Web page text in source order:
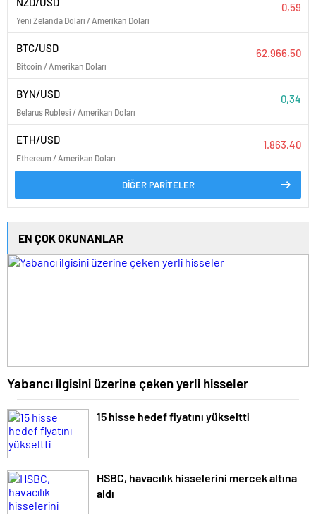
Yeni Zelanda Doları / Amerikan Doları
0,59
BTC/USD
Bitcoin / Amerikan Doları
62.966,50
BYN/USD
Belarus Rublesi / Amerikan Doları
0,34
ETH/USD
Ethereum / Amerikan Doları
1.863,40
DİĞER PARİTELER
EN ÇOK OKUNANLAR
Yabancı ilgisini üzerine çeken yerli hisseler
15 hisse hedef fiyatını yükseltti
HSBC, havacılık hisselerini mercek altına
aldı